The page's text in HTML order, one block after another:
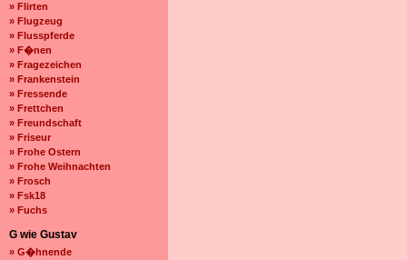
» Flirten
» Flugzeug
» Flusspferde
» F�nen
» Fragezeichen
» Frankenstein
» Fressende
» Frettchen
» Freundschaft
» Friseur
» Frohe Ostern
» Frohe Weihnachten
» Frosch
» Fsk18
» Fuchs
G wie Gustav
» G�hnende